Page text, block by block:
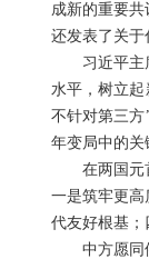
成新的重要
还发表了关于
习近平
水平，树立
不针对第三
年变局中的关
在两国元
一是筑牢更
代友好根基；
中方愿同